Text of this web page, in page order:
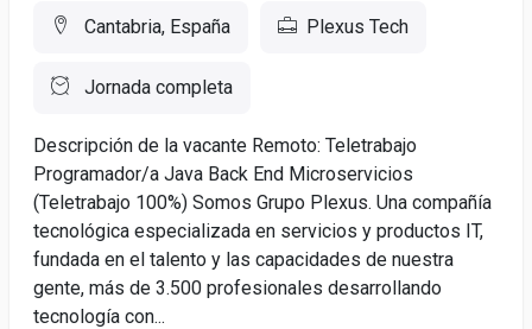
Cantabria, España Plexus Tech
Jornada completa
Descripción de la vacante Remoto: Teletrabajo
Programador/a Java Back End Microservicios
(Teletrabajo 100%) Somos Grupo Plexus. Una compañía
tecnológica especializada en servicios y productos IT,
fundada en el talento y las capacidades de nuestra
gente, más de 3.500 profesionales desarrollando
tecnología con...